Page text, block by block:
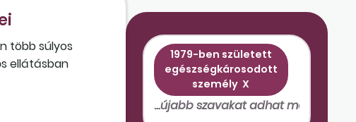
több súlyos
ellátásban
nem
1979-ben született
egészségkárosodott
személyX